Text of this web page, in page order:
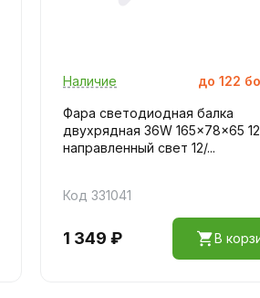
Наличие до 122
Фара светодиодная балка
двухрядная 36W 165x78x65 12
направленный свет 12/...
Код 331041
1 349 ₽ В